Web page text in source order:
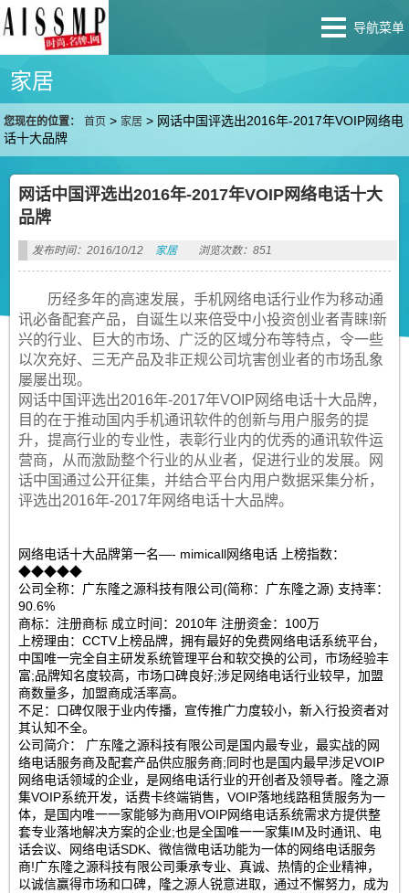
导航菜单
家居
您现在的位置： 首页 > 家居 > 网话中国评选出2016年-2017年VOIP网络电
话十大品牌
网话中国评选出2016年-2017年VOIP网络电话十大
品牌
发布时间：2016/10/12 家居 浏览次数：851
历经多年的高速发展，手机网络电话行业作为移动通
讯必备配套产品，自诞生以来倍受中小投资创业者青睐!新
兴的行业、巨大的市场、广泛的区域分布等特点，令一些
以次充好、三无产品及非正规公司坑害创业者的市场乱象
屡屡出现。
网话中国评选出2016年-2017年VOIP网络电话十大品牌，
目的在于推动国内手机通讯软件的创新与用户服务的提
升，提高行业的专业性，表彰行业内的优秀的通讯软件运
营商，从而激励整个行业的从业者，促进行业的发展。网
话中国通过公开征集，并结合平台内用户数据采集分析，
评选出2016年-2017年网络电话十大品牌。
网络电话十大品牌第一名—- mimicall网络电话 上榜指数：
◆◆◆◆◆
公司全称：广东隆之源科技有限公司(简称：广东隆之源) 支持率：
90.6%
商标：注册商标 成立时间：2010年 注册资金：100万
上榜理由：CCTV上榜品牌，拥有最好的免费网络电话系统平台，
中国唯一完全自主研发系统管理平台和软交换的公司，市场经验丰
富;品牌知名度较高，市场口碑良好;涉足网络电话行业较早，加盟
商数量多，加盟商成活率高。
不足：口碑仅限于业内传播，宣传推广力度较小，新入行投资者对
其认知不全。
公司简介： 广东隆之源科技有限公司是国内最专业，最实战的网
络电话服务商及配套产品供应服务商;同时也是国内最早涉足VOIP
网络电话领域的企业，是网络电话行业的开创者及领导者。隆之源
集VOIP系统开发，话费卡终端销售，VOIP落地线路租赁服务为一
体，是国内唯一一家能够为商用VOIP网络电话系统需求方提供整
套专业落地解决方案的企业;也是全国唯一一家集IM及时通讯、电
话会议、网络电话SDK、微信微电话功能为一体的网络电话服务
商!广东隆之源科技有限公司秉承专业、真诚、热情的企业精神，
以诚信赢得市场和口碑，隆之源人锐意进取，通过不懈努力，成为